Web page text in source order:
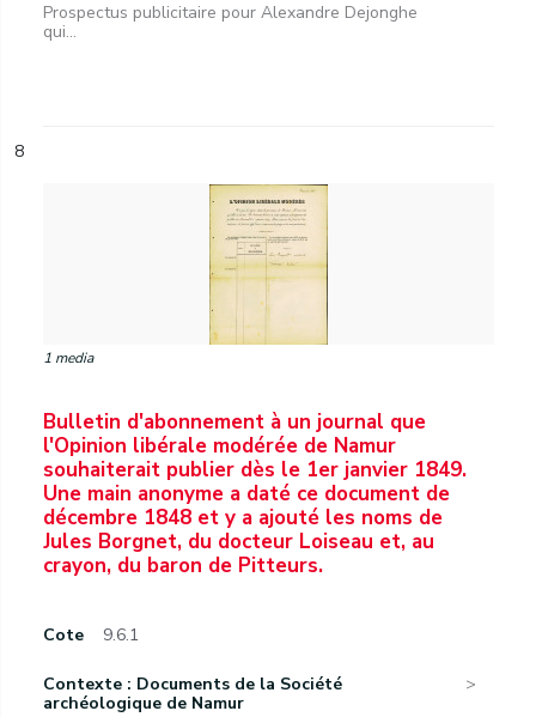
Prospectus publicitaire pour Alexandre Dejonghe
qui...
8
1 media
Bulletin d'abonnement à un journal que
l'Opinion libérale modérée de Namur
souhaiterait publier dès le 1er janvier 1849.
Une main anonyme a daté ce document de
décembre 1848 et y a ajouté les noms de
Jules Borgnet, du docteur Loiseau et, au
crayon, du baron de Pitteurs.
Cote 9.6.1
Contexte : Documents de la Société
archéologique de Namur